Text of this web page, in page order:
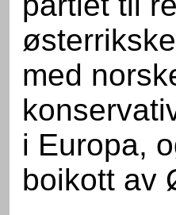
med
i Europa,
boikott av